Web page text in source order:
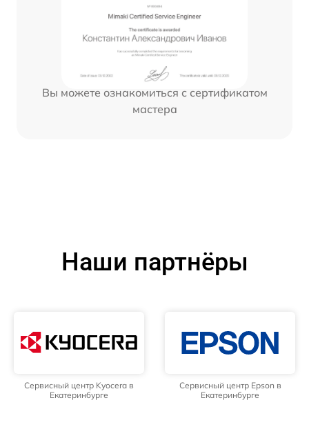
Вы можете ознакомиться с сертификатом
мастера
Наши партнёры
Сервисный центр Kyocera в
Екатеринбурге
Сервисный центр Epson в
Екатеринбурге